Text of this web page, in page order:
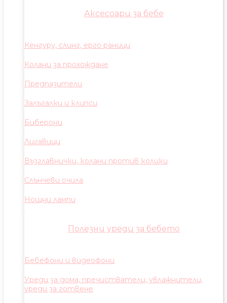
Аксесоари за бебе
Кенгуру, слинг, ерго раници
Колани за прохождане
Предпазители
Залъгалки и клипси
Биберони
Лигавици
Възглавнички, колани против колики
Слънчеви очила
Нощни лампи
Полезни уреди за бебето
Бебефони и видеофони
Уреди за дома, пречистватели, увлажнители,
уреди за готвене